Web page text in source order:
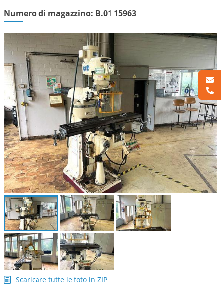
Numero di magazzino: B.01 15963
Scaricare tutte le foto in ZIP